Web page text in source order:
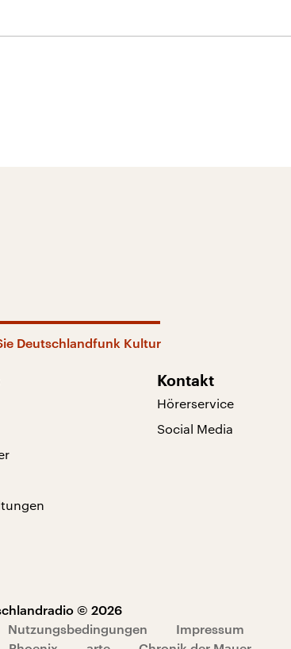
Deutschlandfunk Kultur
Kontakt
Hörerservice
Social Media
© 2026
Nutzungsbedingungen
Impressum